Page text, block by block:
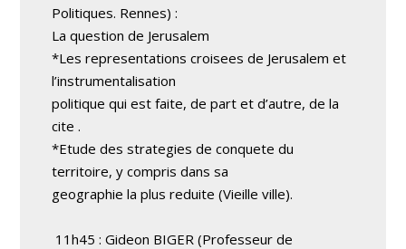
Politiques. Rennes) :
La question de Jerusalem
*Les representations croisees de Jerusalem et
l’instrumentalisation
politique qui est faite, de part et d’autre, de la
cite .
*Etude des strategies de conquete du
territoire, y compris dans sa
geographie la plus reduite (Vieille ville).
11h45 : Gideon BIGER (Professeur de